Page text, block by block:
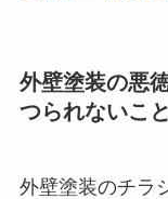
外壁塗装の悪
つられないこと
外壁塗装のチラ